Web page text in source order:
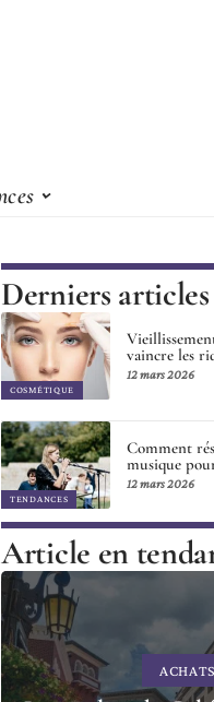
Derniers articles
COSMÉTIQUE
vaincre les
12 mars 2026
TENDANCES
Comment
musique
12 mars 2026
Article en
ACHATS